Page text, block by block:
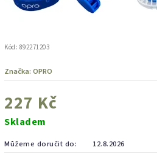
Kód: 892271203
Značka: OPRO
227 Kč
Skladem
Můžeme doručit do: 12.8.2026